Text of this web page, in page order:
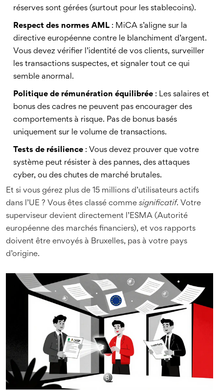
réserves sont gérées (surtout pour les stablecoins).
Respect des normes AML : MiCA s’aligne sur la
directive européenne contre le blanchiment d’argent.
Vous devez vérifier l’identité de vos clients, surveiller
les transactions suspectes, et signaler tout ce qui
semble anormal.
Politique de rémunération équilibrée : Les salaires et
bonus des cadres ne peuvent pas encourager des
comportements à risque. Pas de bonus basés
uniquement sur le volume de transactions.
Tests de résilience : Vous devez prouver que votre
système peut résister à des pannes, des attaques
cyber, ou des chutes de marché brutales.
Et si vous gérez plus de 15 millions d’utilisateurs actifs
dans l’UE ? Vous êtes classé comme significatif. Votre
superviseur devient directement l’ESMA (Autorité
européenne des marchés financiers), et vos rapports
doivent être envoyés à Bruxelles, pas à votre pays
d’origine.